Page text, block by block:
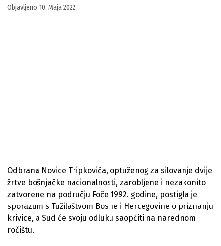
Objavljeno 10. Maja 2022.
Odbrana Novice Tripkovića, optuženog za silovanje dvije
žrtve bošnjačke nacionalnosti, zarobljene i nezakonito
zatvorene na području Foče 1992. godine, postigla je
sporazum s Tužilaštvom Bosne i Hercegovine o priznanju
krivice, a Sud će svoju odluku saopćiti na narednom
ročištu.